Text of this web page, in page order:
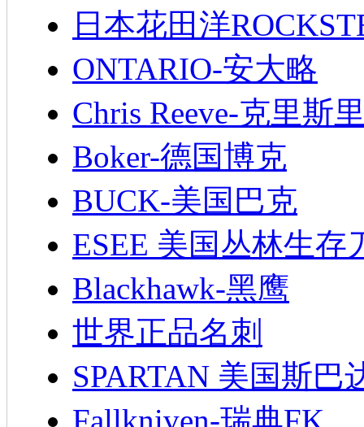
日本花田洋
ONTARIO-安大略
Chris Reeve-克里斯
Boker-德国博克
BUCK-美国巴克
ESEE 美国丛林生存
Blackhawk-黑鹰
世界正品名刺
SPARTAN 美国斯巴